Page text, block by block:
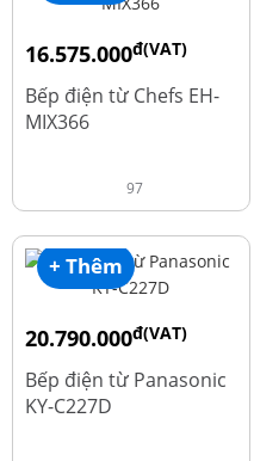
16.575.000đ(VAT)
19.500.000
Bếp điện từ Chefs EH-
MIX366
97
+ Thêm
20.790.000đ(VAT)
25.990.000
Bếp điện từ Panasonic
KY-C227D